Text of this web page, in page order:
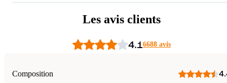
Les avis clients
4.16688 avis
Composition